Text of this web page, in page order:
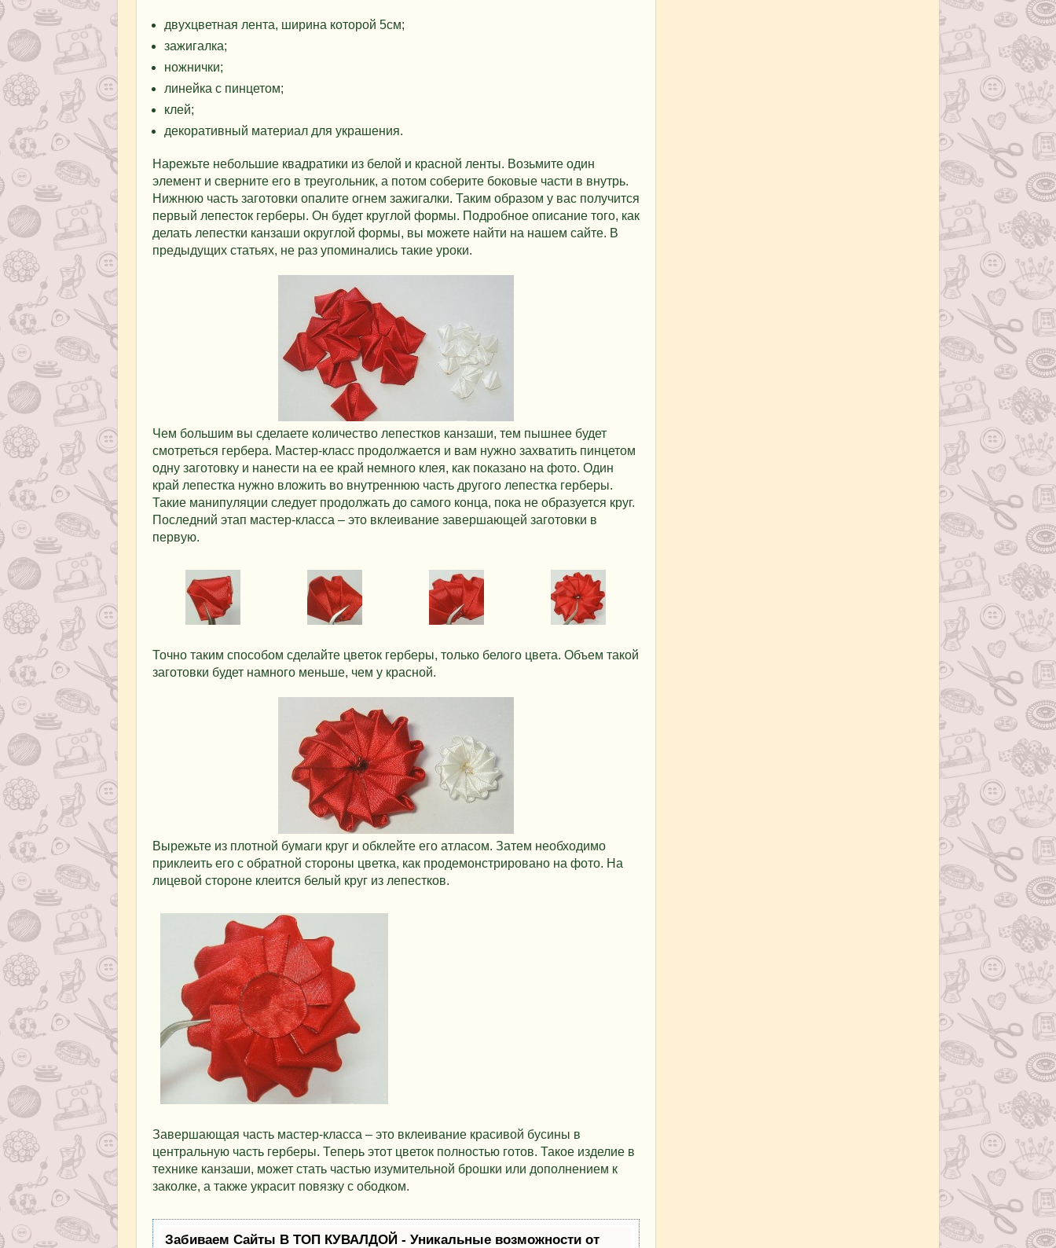
двухцветная лента, ширина которой 5см;
зажигалка;
ножнички;
линейка с пинцетом;
клей;
декоративный материал для украшения.
Нарежьте небольшие квадратики из белой и красной ленты. Возьмите один
элемент и сверните его в треугольник, а потом соберите боковые части в внутрь.
Нижнюю часть заготовки опалите огнем зажигалки. Таким образом у вас получится
первый лепесток герберы. Он будет круглой формы. Подробное описание того, как
делать лепестки канзаши округлой формы, вы можете найти на нашем сайте. В
предыдущих статьях, не раз упоминались такие уроки.
Чем большим вы сделаете количество лепестков канзаши, тем пышнее будет
смотреться гербера. Мастер-класс продолжается и вам нужно захватить пинцетом
одну заготовку и нанести на ее край немного клея, как показано на фото. Один
край лепестка нужно вложить во внутреннюю часть другого лепестка герберы.
Такие манипуляции следует продолжать до самого конца, пока не образуется круг.
Последний этап мастер-класса – это вклеивание завершающей заготовки в
первую.
Точно таким способом сделайте цветок герберы, только белого цвета. Объем такой
заготовки будет намного меньше, чем у красной.
Вырежьте из плотной бумаги круг и обклейте его атласом. Затем необходимо
приклеить его с обратной стороны цветка, как продемонстрировано на фото. На
лицевой стороне клеится белый круг из лепестков.
Завершающая часть мастер-класса – это вклеивание красивой бусины в
центральную часть герберы. Теперь этот цветок полностью готов. Такое изделие в
технике канзаши, может стать частью изумительной брошки или дополнением к
заколке, а также украсит повязку с ободком.
Забиваем Сайты В ТОП КУВАЛДОЙ - Уникальные возможности от